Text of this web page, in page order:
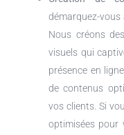
démarquez-vous
Nous créons
visuels qui
présence en
de contenus
vos clients. Si
optimisées pour